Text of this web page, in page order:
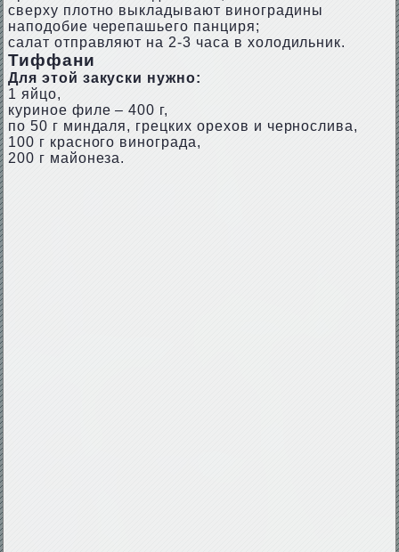
сверху плотно выкладывают виноградины
наподобие черепашьего панциря;
салат отправляют на 2-3 часа в холодильник.
Тиффани
Для этой закуски нужно:
1 яйцо,
куриное филе – 400 г,
по 50 г миндаля, грецких орехов и чернослива,
100 г красного винограда,
200 г майонеза.